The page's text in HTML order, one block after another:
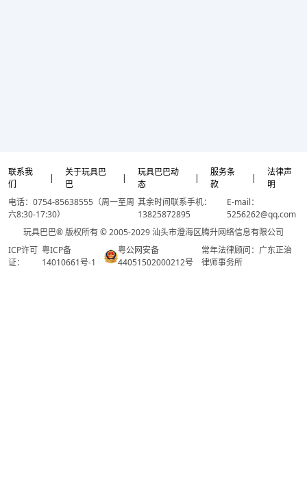
联系我
们
|
关于玩具巴
巴
|
玩具巴巴动
态
|
服务条
款
|
法律声
明
电话：0754-85638555（周一至周
六8:30-17:30）
其余时间联系手机：
13825872895
E-mail：
5256262@qq.com
玩具巴巴® 版权所有 © 2005-2029 汕头市澄海区腾升网络信息有限公司
ICP许可
证：
粤ICP备
14010661号-1
粤公网安备
44051502000212号
常年法律顾问：广东正治
律师事务所